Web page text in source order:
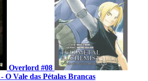
Overlord #08
O Vale das Pétalas Brancas